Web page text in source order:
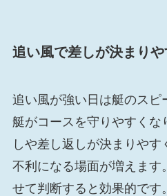
追い風で差しが決まり
追い風が強い日は艇のスピ
艇がコースを守りやすくな
しや差し返しが決まりや
不利になる場面が増えます
せて判断すると効果的です。